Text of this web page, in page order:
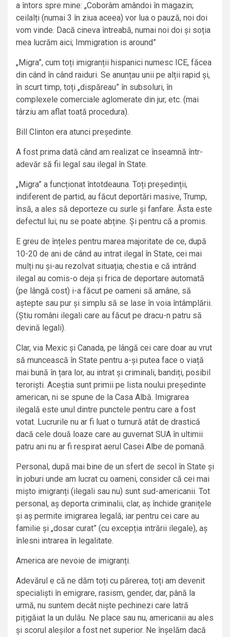
a întors spre mine: „Coborâm amândoi în magazin;
ceilalți (numai 3 în ziua aceea) vor lua o pauză, noi doi
vom vinde. Dacă cineva întreabă, numai noi doi și soția
mea lucrăm aici; Immigration is around”
„Migra”, cum toți imigranții hispanici numesc ICE, făcea
din când în când raiduri. Se anunțau unii pe alții rapid și,
în scurt timp, toți „dispăreau” în subsoluri, în
complexele comerciale aglomerate din jur, etc. (mai
târziu am aflat toată procedura).
Bill Clinton era atunci președinte.
A fost prima dată când am realizat ce înseamnă într-
adevăr să fii legal sau ilegal în State.
„Migra” a funcționat întotdeauna. Toți președinții,
indiferent de partid, au făcut deportări masive, Trump,
însă, a ales să deporteze cu surle și fanfare. Ăsta este
defectul lui; nu se poate abține. Și pentru că a promis.
E greu de înțeles pentru marea majoritate de ce, după
10-20 de ani de când au intrat ilegal în State, cei mai
mulți nu și-au rezolvat situația; chestia e că intrând
ilegal au comis-o deja și frica de deportare automată
(pe lângă cost) i-a făcut pe oameni să amâne, să
aștepte sau pur și simplu să se lase în voia întâmplării.
(Știu români ilegali care au făcut pe dracu-n patru să
devină legali).
Clar, via Mexic și Canada, pe lângă cei care doar au vrut
să muncească în State pentru a-și putea face o viață
mai bună în țara lor, au intrat și criminali, bandiți, posibil
teroriști. Aceștia sunt primii pe lista noului președinte
american, ni se spune de la Casa Albă. Imigrarea
ilegală este unul dintre punctele pentru care a fost
votat. Lucrurile nu ar fi luat o turnură atât de drastică
dacă cele două loaze care au guvernat SUA în ultimii
patru ani nu ar fi respirat aerul Casei Albe de pomană.
Personal, după mai bine de un sfert de secol în State și
în joburi unde am lucrat cu oameni, consider că cei mai
mișto imigranți (ilegali sau nu) sunt sud-americanii. Tot
personal, aș deporta criminalii, clar, aș închide granițele
și aș permite imigrarea legală; iar pentru cei care au
familie și „dosar curat” (cu excepția intrării ilegale), aș
înlesni intrarea în legalitate.
America are nevoie de imigranți.
Adevărul e că ne dăm toți cu părerea, toți am devenit
specialiști în emigrare, rasism, gender, dar, până la
urmă, nu suntem decât niște pechinezi care latră
pițigăiat la un dulău. Ne place sau nu, americanii au ales
și scorul aleșilor a fost net superior. Ne înșelăm dacă